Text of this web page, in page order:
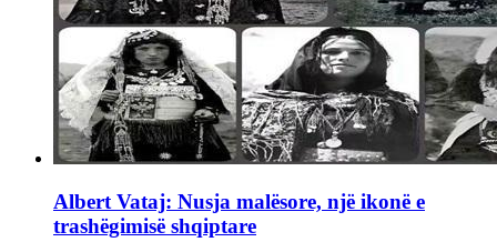
Albert Vataj: Nusja malësore, një ikonë e
trashëgimisë shqiptare